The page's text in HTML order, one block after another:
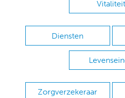
Vitaliteit
Diensten
Zorgverzekeraar